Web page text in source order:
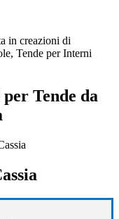
in creazioni di
Tende per Interni
Tende da